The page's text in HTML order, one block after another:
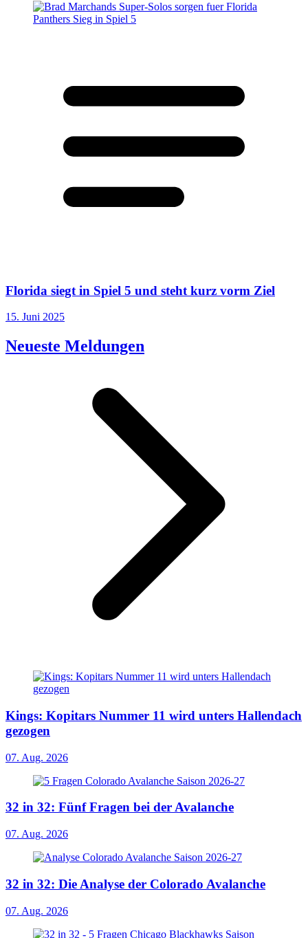
Florida siegt in Spiel 5 und steht kurz vorm Ziel
15. Juni 2025
Neueste Meldungen
Kings: Kopitars Nummer 11 wird unters Hallendach
gezogen
07. Aug. 2026
32 in 32: Fünf Fragen bei der Avalanche
07. Aug. 2026
32 in 32: Die Analyse der Colorado Avalanche
07. Aug. 2026